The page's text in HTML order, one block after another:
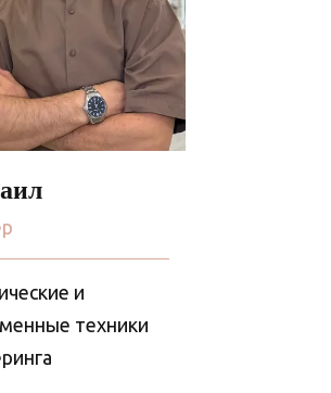
и
техники